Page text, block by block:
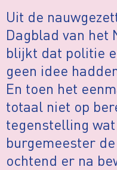
Uit de
Dagblad van het
blijkt dat politie
geen idee
En toen het
totaal niet op
tegenstelling
burgemeester
ochtend er na